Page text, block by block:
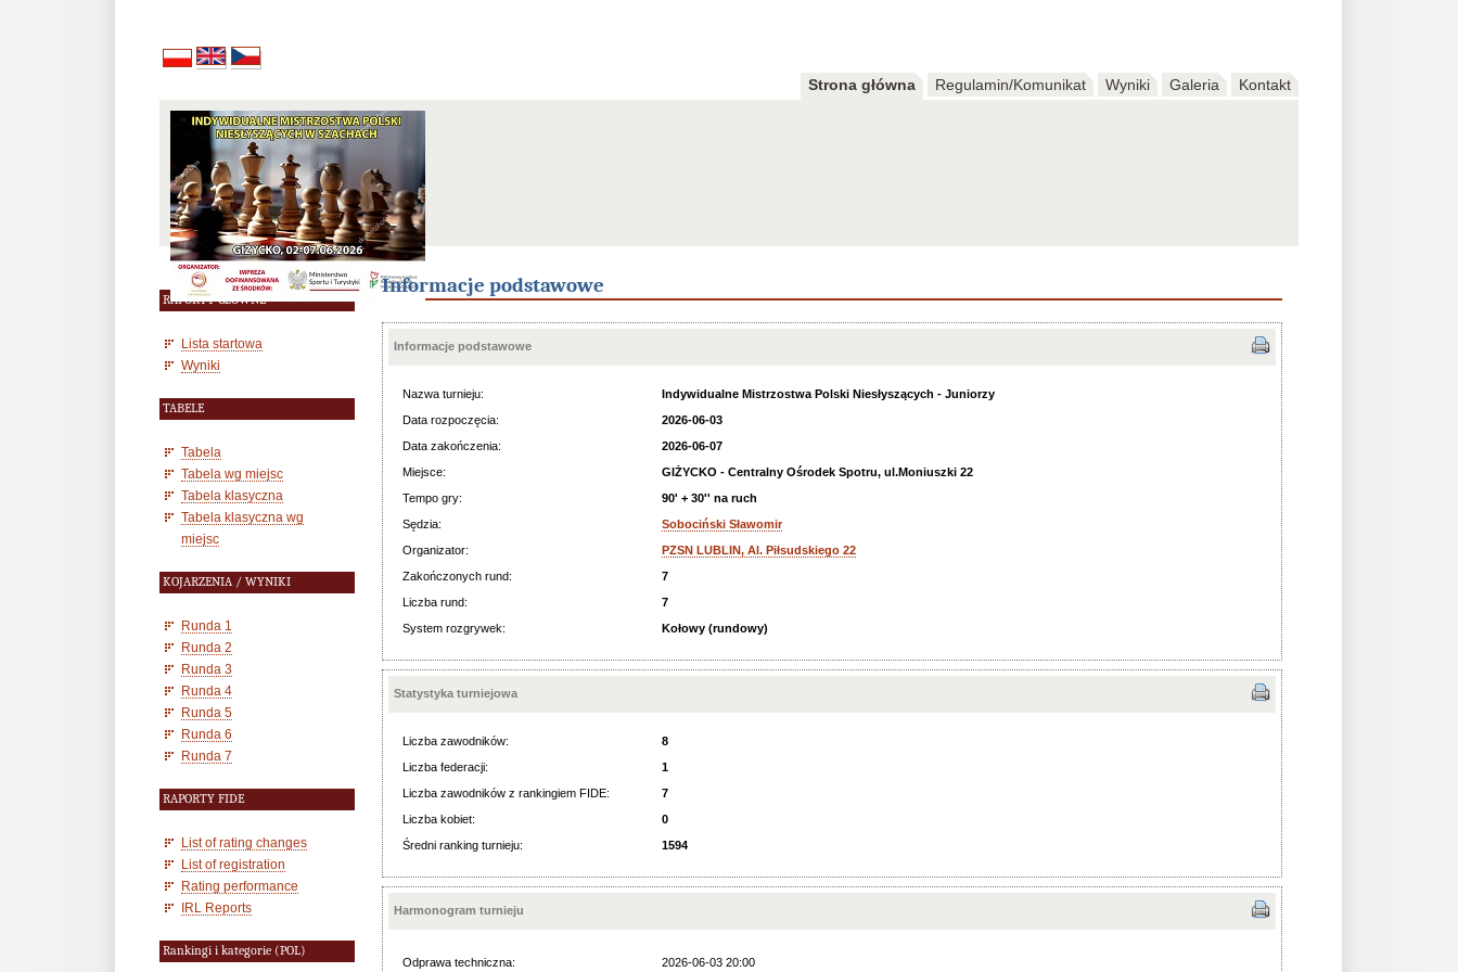
Strona główna Regulamin/Komunikat Wyniki Galeria Kontakt
RAPORTY GŁÓWNE
Lista startowa
Wyniki
TABELE
Tabela
Tabela wg miejsc
Tabela klasyczna
Tabela klasyczna wg
miejsc
KOJARZENIA / WYNIKI
Runda 1
Runda 2
Runda 3
Runda 4
Runda 5
Runda 6
Runda 7
RAPORTY FIDE
List of rating changes
List of registration
Rating performance
IRL Reports
Rankingi i kategorie (POL)
Informacje podstawowe
Informacje podstawowe
Nazwa turnieju:
Indywidualne Mistrzostwa Polski Niesłyszących - Juniorzy
Data rozpoczęcia:
2026-06-03
Data zakończenia:
2026-06-07
Miejsce:
GIŻYCKO - Centralny Ośrodek Spotru, ul.Moniuszki 22
Tempo gry:
90' + 30'' na ruch
Sędzia:
Sobociński Sławomir
Organizator:
PZSN LUBLIN, Al. Piłsudskiego 22
Zakończonych rund:
7
Liczba rund:
7
System rozgrywek:
Kołowy (rundowy)
Statystyka turniejowa
Liczba zawodników:
8
Liczba federacji:
1
Liczba zawodników z rankingiem FIDE:
7
Liczba kobiet:
0
Średni ranking turnieju:
1594
Harmonogram turnieju
Odprawa techniczna: 2026-06-03 20:00